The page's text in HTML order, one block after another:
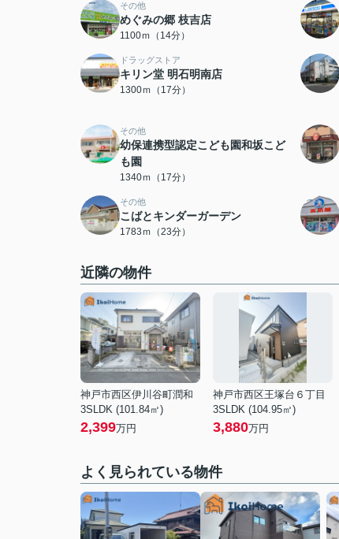
その他
めぐみの郷 枝吉店
1100ｍ（14分）
ドラッグストア
キリン堂 明石明南店
1300ｍ（17分）
その他
幼保連携型認定こども園和坂こど
も園
1340ｍ（17分）
その他
こばとキンダーガーデン
1783ｍ（23分）
近隣の物件
神戸市西区伊川谷町潤和
3SLDK (101.84㎡)
2,399万円
神戸市西区王塚台６丁目
3SLDK (104.95㎡)
3,880万円
よく見られている物件